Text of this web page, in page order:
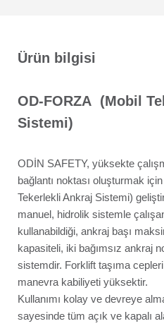
Ürün bilgisi
OD-FORZA (Mobil
Sistemi)
ODİN SAFETY, yüksekte
bağlantı noktası oluşturmak
Tekerlekli Ankraj Sistemi)
manuel, hidrolik sistemle
kullanabildiği, ankraj başı
kapasiteli, iki bağımsız ankraj
sistemdir. Forklift taşıma
manevra kabiliyeti yüksektir.
Kullanımı kolay ve devreye
sayesinde tüm açık ve kapalı